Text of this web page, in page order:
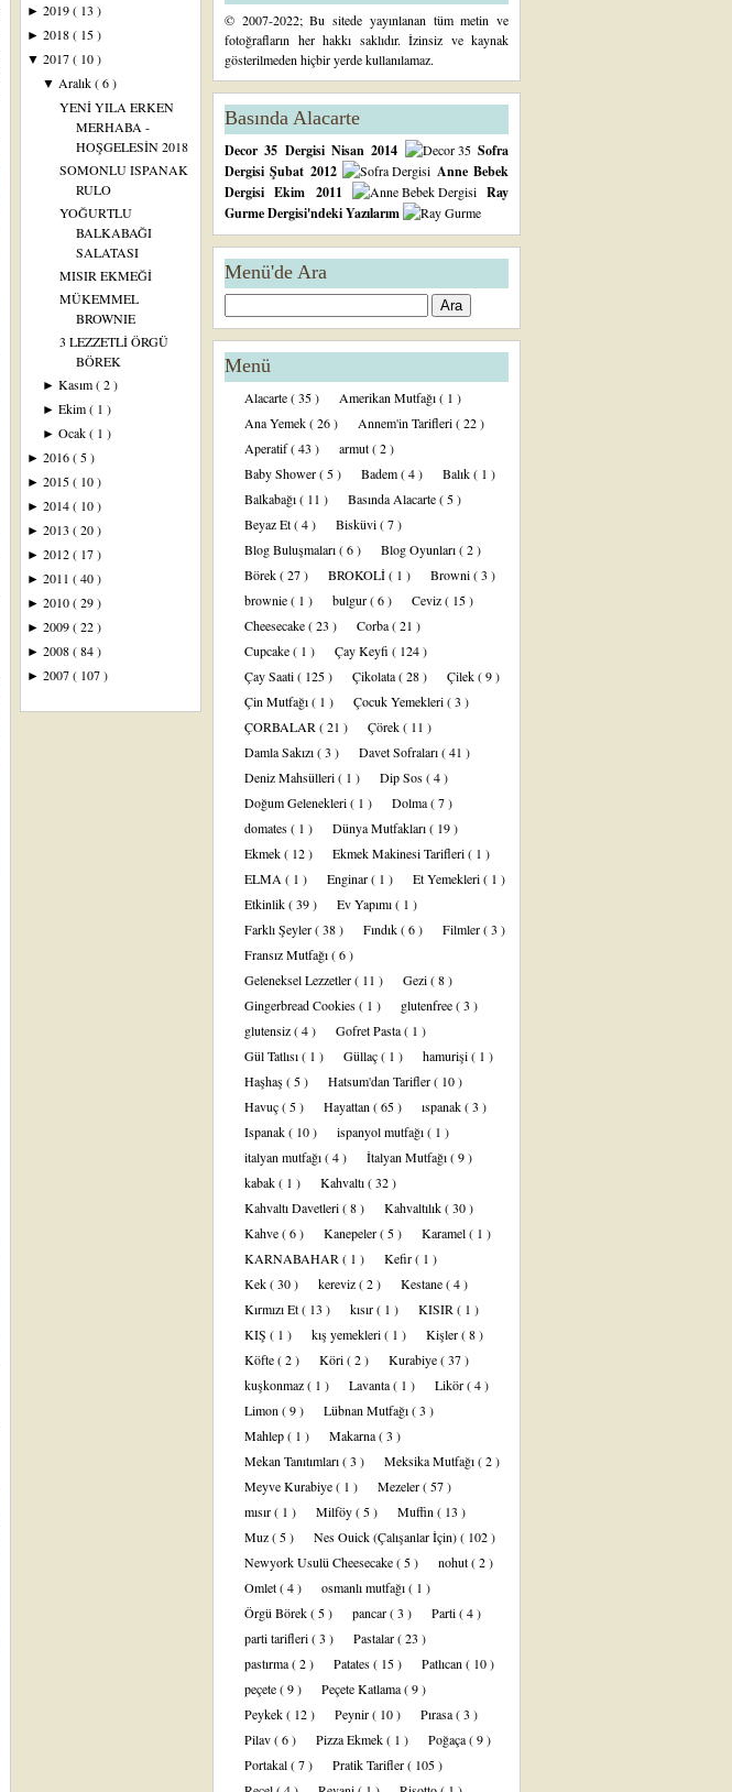
► 2019( 13 )
► 2018( 15 )
▼ 2017( 10 )
▼Aralık( 6 )
YENİ YILA ERKEN
MERHABA -
HOŞGELESİN 2018
SOMONLU ISPANAK
RULO
YOĞURTLU
BALKABAĞI
SALATASI
MISIR EKMEĞİ
MÜKEMMEL
BROWNIE
3 LEZZETLİ ÖRGÜ
BÖREK
►Kasım( 2 )
►Ekim( 1 )
►Ocak( 1 )
► 2016( 5 )
► 2015( 10 )
► 2014( 10 )
► 2013 ( 20 )
► 2012( 17 )
► 2011 ( 40 )
► 2010( 29 )
► 2009( 22 )
► 2008( 84 )
► 2007( 107 )
© 2007-2022; Bu sitede yayınlanan tüm metin ve
fotoğrafların her hakkı saklıdır. İzinsiz ve kaynak
gösterilmeden hiçbir yerde kullanılamaz.
Basında Alacarte
Decor 35 Dergisi Nisan 2014
Sofra
Dergisi Şubat 2012
Anne Bebek
Dergisi Ekim 2011
Ray
Gurme Dergisi'ndeki Yazılarım
Menü'de Ara
Menü
Alacarte( 35 ) Amerikan Mutfağı( 1 )
Ana Yemek( 26 ) Annem'in Tarifleri( 22 )
Aperatif( 43 ) armut( 2 )
Baby Shower( 5 ) Badem( 4 ) Balık( 1 )
Balkabağı( 11 ) Basında Alacarte( 5 )
Beyaz Et( 4 ) Bisküvi( 7 )
Blog Buluşmaları( 6 ) Blog Oyunları( 2 )
Börek( 27 ) BROKOLİ( 1 ) Browni( 3 )
brownie( 1 ) bulgur( 6 ) Ceviz( 15 )
Cheesecake( 23 ) Corba( 21 )
Cupcake( 1 ) Çay Keyfi ( 124 )
Çay Saati( 125 ) Çikolata( 28 ) Çilek( 9 )
Çin Mutfağı( 1 ) Çocuk Yemekleri( 3 )
ÇORBALAR ( 21 ) Çörek( 11 )
Damla Sakızı( 3 ) Davet Sofraları( 41 )
Deniz Mahsülleri( 1 ) Dip Sos( 4 )
Doğum Gelenekleri( 1 ) Dolma( 7 )
domates( 1 ) Dünya Mutfakları( 19 )
Ekmek( 12 ) Ekmek Makinesi Tarifleri( 1 )
ELMA ( 1 ) Enginar( 1 ) Et Yemekleri( 1 )
Etkinlik( 39 ) Ev Yapımı( 1 )
Farklı Şeyler( 38 ) Fındık( 6 ) Filmler( 3 )
Fransız Mutfağı( 6 )
Geleneksel Lezzetler( 11 ) Gezi( 8 )
Gingerbread Cookies( 1 ) glutenfree( 3 )
glutensiz( 4 ) Gofret Pasta( 1 )
Gül Tatlısı( 1 ) Güllaç( 1 ) hamurişi( 1 )
Haşhaş( 5 ) Hatsum'dan Tarifler( 10 )
Havuç( 5 ) Hayattan ( 65 ) ıspanak( 3 )
Ispanak( 10 ) ispanyol mutfağı( 1 )
italyan mutfağı( 4 ) İtalyan Mutfağı( 9 )
kabak( 1 ) Kahvaltı( 32 )
Kahvaltı Davetleri( 8 ) Kahvaltılık( 30 )
Kahve( 6 ) Kanepeler( 5 ) Karamel( 1 )
KARNABAHAR ( 1 ) Kefir( 1 )
Kek( 30 ) kereviz( 2 ) Kestane( 4 )
Kırmızı Et( 13 ) kısır( 1 ) KISIR ( 1 )
KIŞ ( 1 ) kış yemekleri( 1 ) Kişler( 8 )
Köfte( 2 ) Köri( 2 ) Kurabiye( 37 )
kuşkonmaz( 1 ) Lavanta( 1 ) Likör( 4 )
Limon ( 9 ) Lübnan Mutfağı( 3 )
Mahlep( 1 ) Makarna( 3 )
Mekan Tanıtımları( 3 ) Meksika Mutfağı( 2 )
Meyve Kurabiye( 1 ) Mezeler( 57 )
mısır( 1 ) Milföy( 5 ) Muffin ( 13 )
Muz( 5 ) Nes Ouick (Çalışanlar İçin)( 102 )
Newyork Usulü Cheesecake( 5 ) nohut( 2 )
Omlet( 4 ) osmanlı mutfağı( 1 )
Örgü Börek( 5 ) pancar( 3 ) Parti( 4 )
parti tarifleri( 3 ) Pastalar( 23 )
pastırma( 2 ) Patates( 15 ) Patlıcan ( 10 )
peçete( 9 ) Peçete Katlama( 9 )
Peykek( 12 ) Peynir( 10 ) Pırasa( 3 )
Pilav( 6 ) Pizza Ekmek( 1 ) Poğaça( 9 )
Portakal( 7 ) Pratik Tarifler( 105 )